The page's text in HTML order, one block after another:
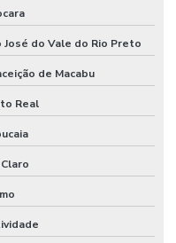
José do Vale do Rio Preto
de Macabu
Real